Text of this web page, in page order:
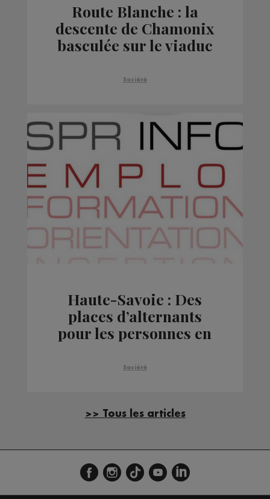
Route Blanche : la
descente de Chamonix
basculée sur le viaduc
juillet
Société
Haute-Savoie : Des
places d’alternants
pour les personnes en
dans les collectivités
Société
>> Tous les articles